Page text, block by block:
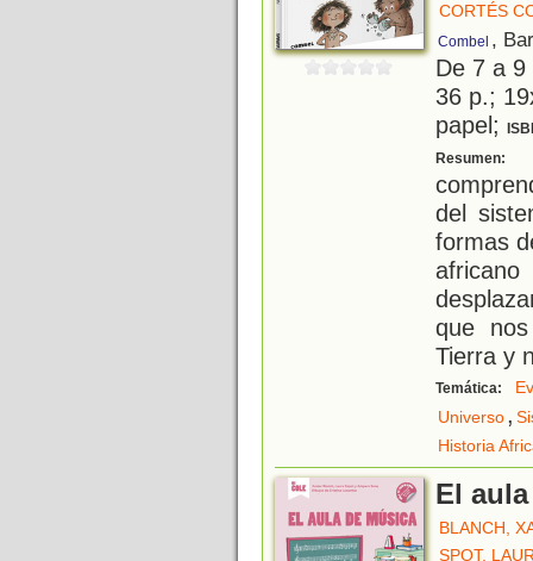
CORTÉS
Combel ,
De 7 a
36 p.;
papel;
Resumen:
del
formas
que
Tierra y
Temática:
Universo,
Historia
El
BLANCH,
SPOT,